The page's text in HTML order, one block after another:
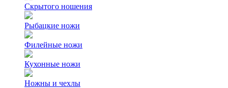
Скрытого ношения
Рыбацкие ножи
Филейные ножи
Кухонные ножи
Ножны и чехлы